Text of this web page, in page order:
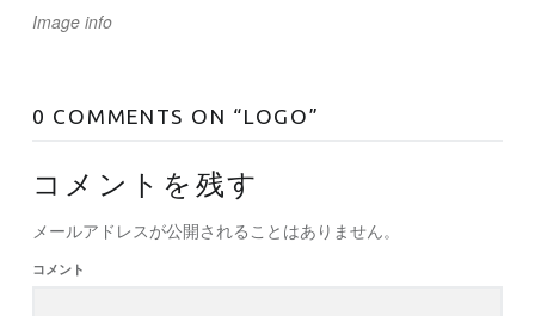
Image info
0 COMMENTS ON “LOGO”
コメントを残す
メールアドレスが公開されることはありません。
コメント